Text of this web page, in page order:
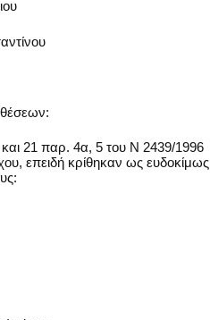
21 παρ. 4α, 5 του Ν 2439/1996
επειδή κρίθηκαν ως ευδοκίμως